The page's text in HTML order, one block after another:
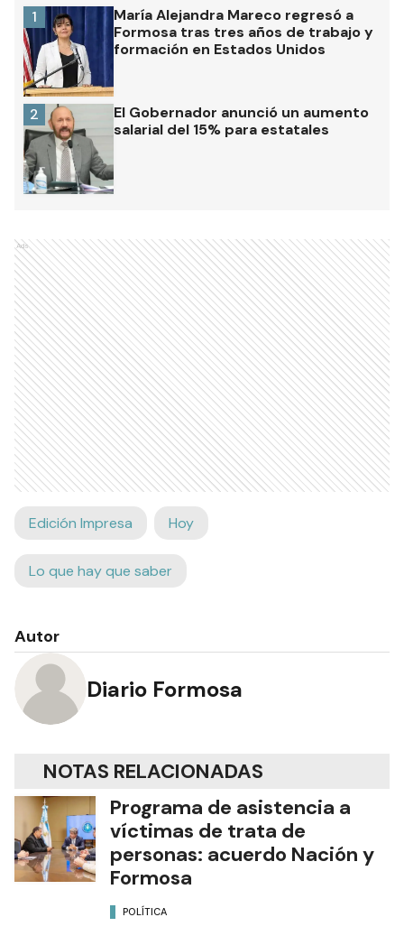
María Alejandra Mareco regresó a
Formosa tras tres años de trabajo y
formación en Estados Unidos
1
El Gobernador anunció un aumento
salarial del 15% para estatales
2
Ads
Edición Impresa Hoy
Lo que hay que saber
Autor
Diario Formosa
NOTAS RELACIONADAS
Programa de asistencia a
víctimas de trata de
personas: acuerdo Nación y
Formosa
POLÍTICA